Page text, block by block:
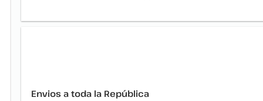
Envios a toda la República